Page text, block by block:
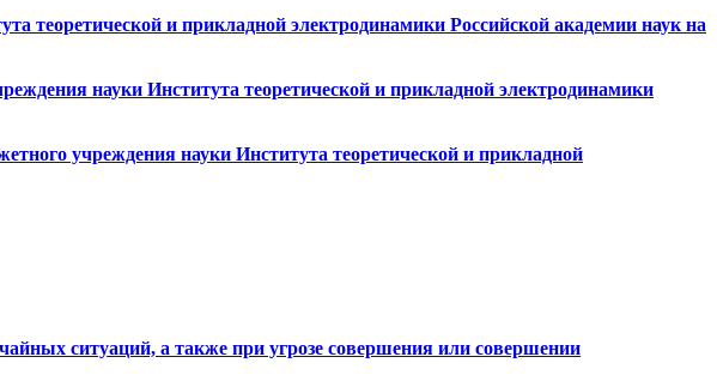
теоретической и прикладной электродинамики Российской академии наук на
науки Института теоретической и прикладной электродинамики
учреждения науки Института теоретической и прикладной
ситуаций, а также при угрозе совершения или совершении